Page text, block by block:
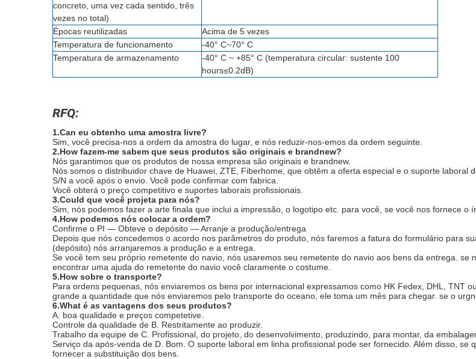
concreto, uma vez cada sentido, três
vezes no total)
Épocas reutilizadas
Acima de 5 vezes
Temperatura de funcionamento
-40° C~70° C
Temperatura de armazenamento
-40° C ~ +85° C (temperatura circular: sustente 100
hours≤0.2dB)
RFQ:
1.Can eu obtenho uma amostra livre?
Sim, você precisa-nos a ordem da amostra do lugar, e nós reduzir-nos-emos da ordem seguinte.
2.How fazem-me sabem que seus produtos são originais e brandnew?
Nós garantimos que os produtos de nossa empresa são originais e brandnew.
Nós somos o distribuidor chave de Huawei, ZTE, Fiberhome, que obtêm a oferta especial e o suporte
S/N a você após o envio. Você pode confirmar com fabrica.
Você obterá o preço competitivo e suportes laborais profissionais.
3.Could que você projeta para nós?
Sim, nós podemos fazer a arte finala que inclui a impressão, o logotipo etc. para você, se você nos fornece o
4.How podemos nós colocar a ordem?
Confirme o PI — Obteve o depósito — Arranje a produção/entrega
Depois que nós concedemos o acordo nos parâmetros do produto, nós faremos a fatura do formulário para
(depósito) nós arranjaremos a produção e a entrega.
Se você tem seu próprio remetente do navio, nós usaremos seu remetente do navio aos bens da entrega.
encontrar uma ajuda do remetente do navio você claramente o costume.
5.How sobre o transporte?
Para ordens pequenas, nós enviaremos os bens por internacional expressamos como HK Fedex, DHL, TNT
grande a quantidade que nós enviaremos pelo transporte do oceano, ele toma um mês para chegar. se o
6.What é as vantagens dos seus produtos?
A. boa qualidade e preços competetive.
Controle da qualidade de B. Restritamente ao produzir.
Trabalho da equipe de C. Profissional, do projeto, do desenvolvimento, produzindo, para montar, da
Serviço da após-venda de D. Bom. O suporte laboral em linha profissional pode ser fornecido. Além disso,
fornecer a substituição dos bens.